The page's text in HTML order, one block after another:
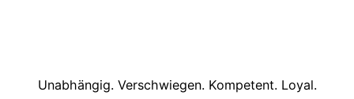
Unabhängig. Verschwiegen. Kompetent. Loyal.